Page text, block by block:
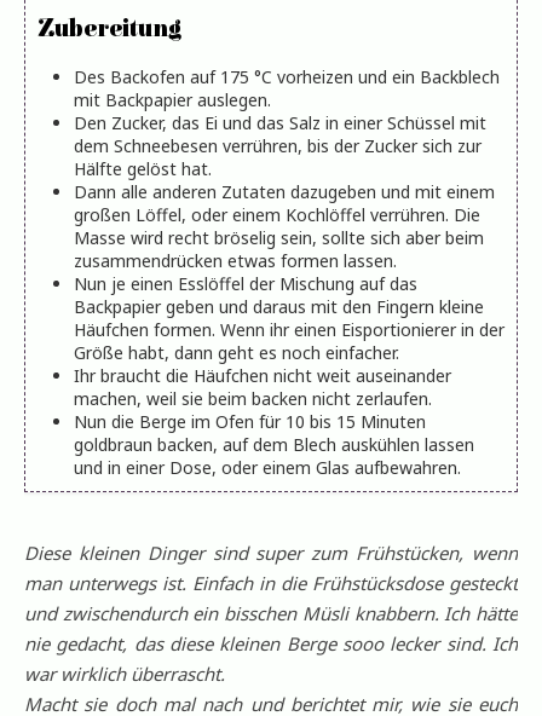
Zubereitung
Des Backofen auf 175 °C vorheizen und ein Backblech
mit Backpapier auslegen.
Den Zucker, das Ei und das Salz in einer Schüssel mit
dem Schneebesen verrühren, bis der Zucker sich zur
Hälfte gelöst hat.
Dann alle anderen Zutaten dazugeben und mit einem
großen Löffel, oder einem Kochlöffel verrühren. Die
Masse wird recht bröselig sein, sollte sich aber beim
zusammendrücken etwas formen lassen.
Nun je einen Esslöffel der Mischung auf das
Backpapier geben und daraus mit den Fingern kleine
Häufchen formen. Wenn ihr einen Eisportionierer in der
Größe habt, dann geht es noch einfacher.
Ihr braucht die Häufchen nicht weit auseinander
machen, weil sie beim backen nicht zerlaufen.
Nun die Berge im Ofen für 10 bis 15 Minuten
goldbraun backen, auf dem Blech auskühlen lassen
und in einer Dose, oder einem Glas aufbewahren.
Diese kleinen Dinger sind super zum Frühstücken, wenn
man unterwegs ist. Einfach in die Frühstücksdose gesteckt
und zwischendurch ein bisschen Müsli knabbern. Ich hätte
nie gedacht, das diese kleinen Berge sooo lecker sind. Ich
war wirklich überrascht.
Macht sie doch mal nach und berichtet mir, wie sie euch